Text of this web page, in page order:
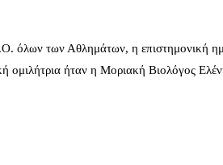
όλων των Αθλημάτων, η επιστημονική
ομιλήτρια ήταν η Μοριακή Βιολόγος